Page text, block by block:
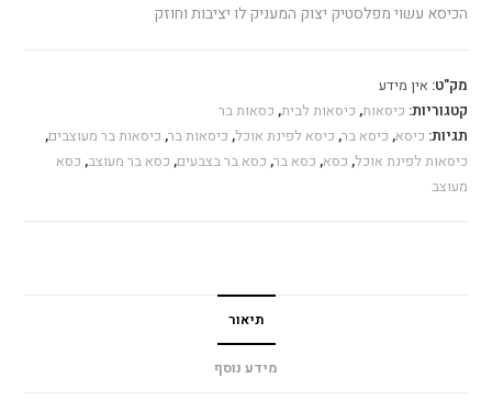
הכיסא עשוי מפלסטיק יצוק המעניק לו יציבות וחוזק
מק"ט: אין מידע
קטגוריות: כיסאות, כיסאות לבית, כסאות בר
תגיות: כיסא, כיסא בר, כיסא לפינת אוכל, כיסאות בר, כיסאות בר מעוצבים,
כיסאות לפינת אוכל, כסא, כסא בר, כסא בר בצבעים, כסא בר מעוצב, כסא
מעוצב
תיאור
מידע נוסף